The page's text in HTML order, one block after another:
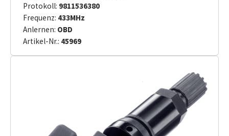
Protokoll: 9811536380
Frequenz: 433MHz
Anlernen: OBD
Artikel-Nr.: 45969